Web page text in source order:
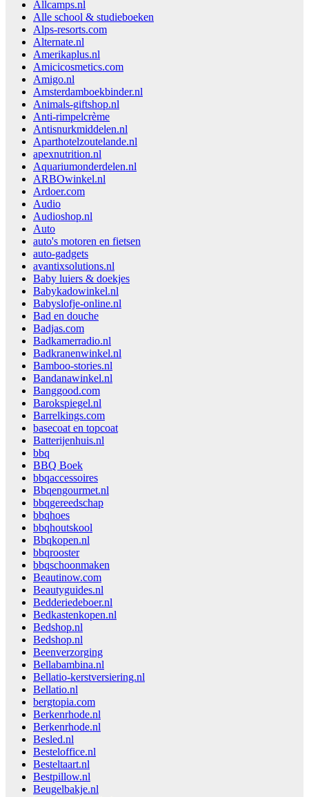
Allcamps.nl
Alle school & studieboeken
Alps-resorts.com
Alternate.nl
Amerikaplus.nl
Amicicosmetics.com
Amigo.nl
Amsterdamboekbinder.nl
Animals-giftshop.nl
Anti-rimpelcrème
Antisnurkmiddelen.nl
Aparthotelzoutelande.nl
apexnutrition.nl
Aquariumonderdelen.nl
ARBOwinkel.nl
Ardoer.com
Audio
Audioshop.nl
Auto
auto's motoren en fietsen
auto-gadgets
avantixsolutions.nl
Baby luiers & doekjes
Babykadowinkel.nl
Babyslofje-online.nl
Bad en douche
Badjas.com
Badkamerradio.nl
Badkranenwinkel.nl
Bamboo-stories.nl
Bandanawinkel.nl
Banggood.com
Barokspiegel.nl
Barrelkings.com
basecoat en topcoat
Batterijenhuis.nl
bbq
BBQ Boek
bbqaccessoires
Bbqengourmet.nl
bbqgereedschap
bbqhoes
bbqhoutskool
Bbqkopen.nl
bbqrooster
bbqschoonmaken
Beautinow.com
Beautyguides.nl
Bedderiedeboer.nl
Bedkastenkopen.nl
Bedshop.nl
Bedshop.nl
Beenverzorging
Bellabambina.nl
Bellatio-kerstversiering.nl
Bellatio.nl
bergtopia.com
Berkenrhode.nl
Berkenrhode.nl
Besled.nl
Besteloffice.nl
Besteltaart.nl
Bestpillow.nl
Beugelbakje.nl